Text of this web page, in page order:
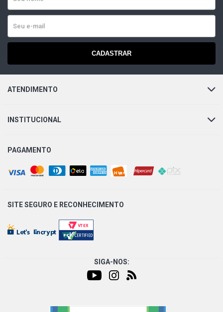
CADASTRAR
ATENDIMENTO
INSTITUCIONAL
PAGAMENTO
SITE SEGURO E RECONHECIMENTO
SIGA-NOS: